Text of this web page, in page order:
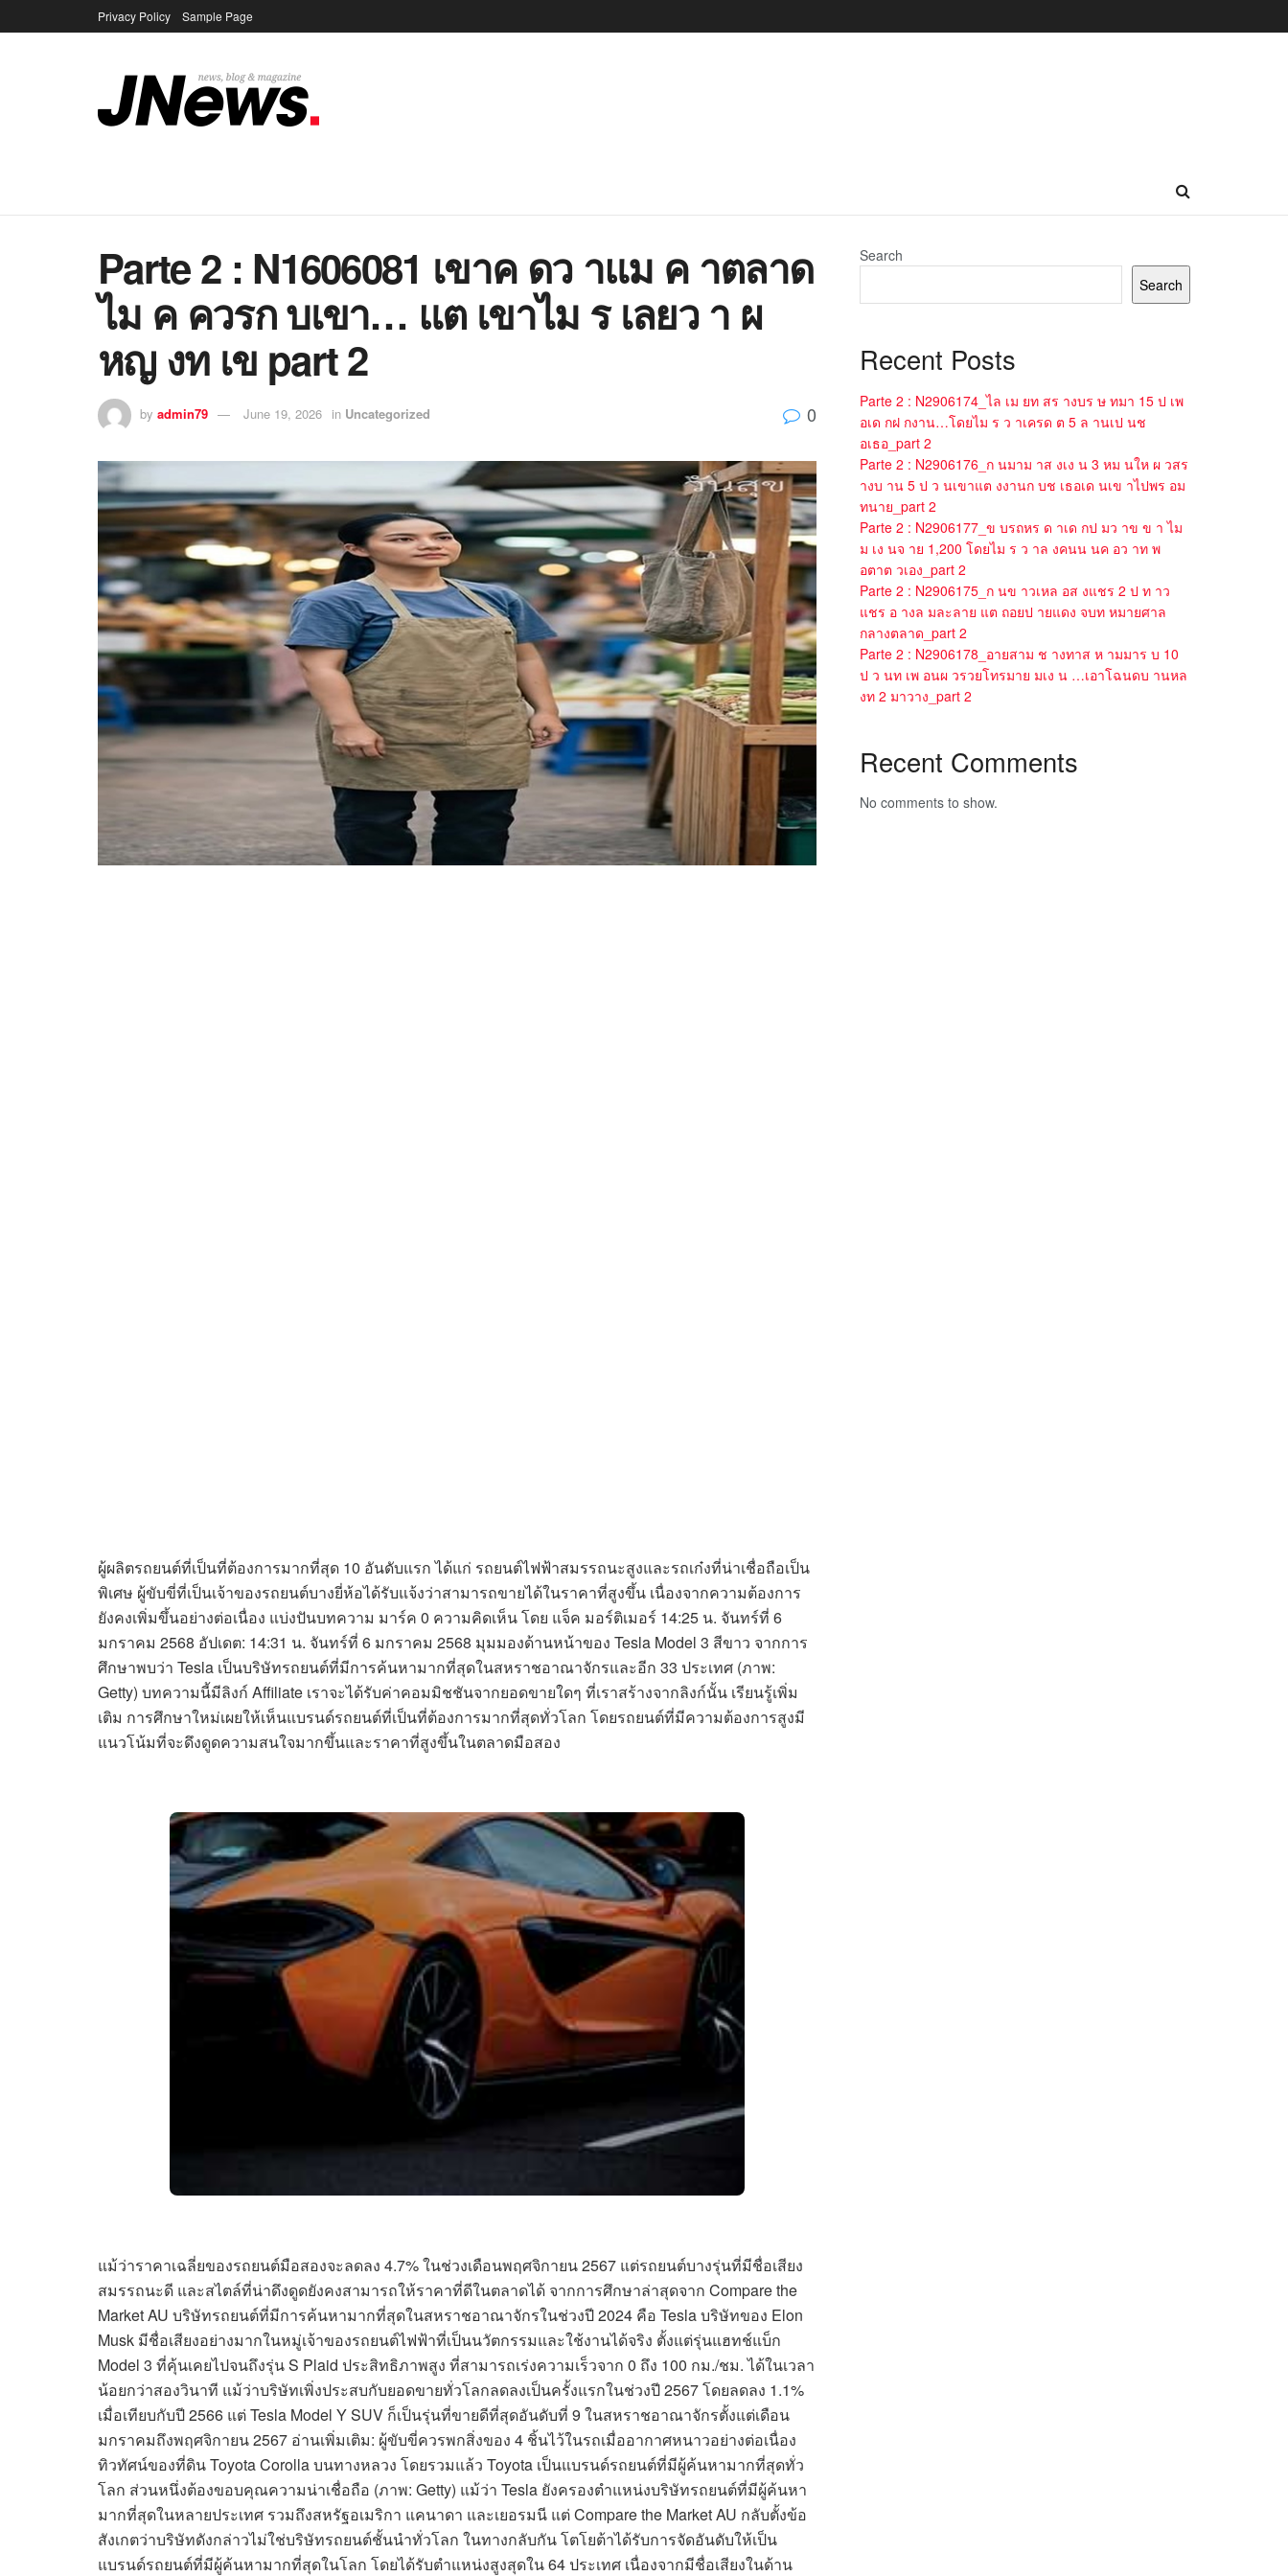
Privacy Policy Sample Page
Parte 2 : N1606081 เขาค ดว าแม ค าตลาด
ไม ค ควรก บเขา… แต เขาไม ร เลยว า ผ
หญ งท เข part 2
by admin79 June 19, 2026 in Uncategorized 0
ผู้ผลิตรถยนต์ที่เป็นที่ต้องการมากที่สุด 10 อันดับแรก ได้แก่ รถยนต์ไฟฟ้าสมรรถนะสูงและรถเก๋งที่น่าเชื่อถือเป็น
พิเศษ ผู้ขับขี่ที่เป็นเจ้าของรถยนต์บางยี่ห้อได้รับแจ้งว่าสามารถขายได้ในราคาที่สูงขึ้น เนื่องจากความต้องการ
ยังคงเพิ่มขึ้นอย่างต่อเนื่อง แบ่งปันบทความ มาร์ค 0 ความคิดเห็น โดย แจ็ค มอร์ติเมอร์ 14:25 น. จันทร์ที่ 6
มกราคม 2568 อัปเดต: 14:31 น. จันทร์ที่ 6 มกราคม 2568 มุมมองด้านหน้าของ Tesla Model 3 สีขาว จากการ
ศึกษาพบว่า Tesla เป็นบริษัทรถยนต์ที่มีการค้นหามากที่สุดในสหราชอาณาจักรและอีก 33 ประเทศ (ภาพ:
Getty) บทความนี้มีลิงก์ Affiliate เราจะได้รับค่าคอมมิชชันจากยอดขายใดๆ ที่เราสร้างจากลิงก์นั้น เรียนรู้เพิ่ม
เติม การศึกษาใหม่เผยให้เห็นแบรนด์รถยนต์ที่เป็นที่ต้องการมากที่สุดทั่วโลก โดยรถยนต์ที่มีความต้องการสูงมี
แนวโน้มที่จะดึงดูดความสนใจมากขึ้นและราคาที่สูงขึ้นในตลาดมือสอง
แม้ว่าราคาเฉลี่ยของรถยนต์มือสองจะลดลง 4.7% ในช่วงเดือนพฤศจิกายน 2567 แต่รถยนต์บางรุ่นที่มีชื่อเสียง
สมรรถนะดี และสไตล์ที่น่าดึงดูดยังคงสามารถให้ราคาที่ดีในตลาดได้ จากการศึกษาล่าสุดจาก Compare the
Market AU บริษัทรถยนต์ที่มีการค้นหามากที่สุดในสหราชอาณาจักรในช่วงปี 2024 คือ Tesla บริษัทของ Elon
Musk มีชื่อเสียงอย่างมากในหมู่เจ้าของรถยนต์ไฟฟ้าที่เป็นนวัตกรรมและใช้งานได้จริง ตั้งแต่รุ่นแฮทช์แบ็ก
Model 3 ที่คุ้นเคยไปจนถึงรุ่น S Plaid ประสิทธิภาพสูง ที่สามารถเร่งความเร็วจาก 0 ถึง 100 กม./ชม. ได้ในเวลา
น้อยกว่าสองวินาที แม้ว่าบริษัทเพิ่งประสบกับยอดขายทั่วโลกลดลงเป็นครั้งแรกในช่วงปี 2567 โดยลดลง 1.1%
เมื่อเทียบกับปี 2566 แต่ Tesla Model Y SUV ก็เป็นรุ่นที่ขายดีที่สุดอันดับที่ 9 ในสหราชอาณาจักรตั้งแต่เดือน
มกราคมถึงพฤศจิกายน 2567 อ่านเพิ่มเติม: ผู้ขับขี่ควรพกสิ่งของ 4 ชิ้นไว้ในรถเมื่ออากาศหนาวอย่างต่อเนื่อง
ทิวทัศน์ของที่ดิน Toyota Corolla บนทางหลวง โดยรวมแล้ว Toyota เป็นแบรนด์รถยนต์ที่มีผู้ค้นหามากที่สุดทั่ว
โลก ส่วนหนึ่งต้องขอบคุณความน่าเชื่อถือ (ภาพ: Getty) แม้ว่า Tesla ยังครองตำแหน่งบริษัทรถยนต์ที่มีผู้ค้นหา
มากที่สุดในหลายประเทศ รวมถึงสหรัฐอเมริกา แคนาดา และเยอรมนี แต่ Compare the Market AU กลับตั้งข้อ
สังเกตว่าบริษัทดังกล่าวไม่ใช่บริษัทรถยนต์ชั้นนำทั่วโลก ในทางกลับกัน โตโยต้าได้รับการจัดอันดับให้เป็น
แบรนด์รถยนต์ที่มีผู้ค้นหามากที่สุดในโลก โดยได้รับตำแหน่งสูงสุดใน 64 ประเทศ เนื่องจากมีชื่อเสียงในด้าน
Search
Search
Recent Posts
Parte 2 : N2906174_ไล เม ยท สร างบร ษ ทมา 15 ป เพ
อเด กฝ กงาน…โดยไม ร ว าเครด ต 5 ล านเป นช
อเธอ_part 2
Parte 2 : N2906176_ก นมาม าส งเง น 3 หม นให ผ วสร
างบ าน 5 ป ว นเขาแต งงานก บช เธอเด นเข าไปพร อม
ทนาย_part 2
Parte 2 : N2906177_ข บรถหร ด าเด กป มว าข ข า ไม
ม เง นจ าย 1,200 โดยไม ร ว าล งคนน นค อว าท พ
อตาต วเอง_part 2
Parte 2 : N2906175_ก นข าวเหล อส งแชร 2 ป ท าว
แชร อ างล มละลาย แต ถอยป ายแดง จบท หมายศาล
กลางตลาด_part 2
Parte 2 : N2906178_อายสาม ช างทาส ห ามมาร บ 10
ป ว นท เพ อนผ วรวยโทรมาย มเง น …เอาโฉนดบ านหล
งท 2 มาวาง_part 2
Recent Comments
No comments to show.